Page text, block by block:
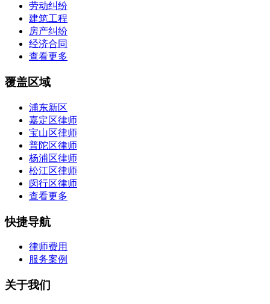
劳动纠纷
建筑工程
房产纠纷
经济合同
查看更多
覆盖区域
浦东新区
嘉定区律师
宝山区律师
普陀区律师
杨浦区律师
松江区律师
闵行区律师
查看更多
快捷导航
律师费用
服务案例
关于我们